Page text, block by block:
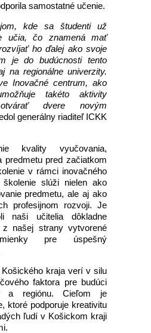
samostatné učenie.
kde sa študenti už
učia, čo znamená mať
ho ďalej ako svoje
je do budúcnosti tento
na regionálne univerzity.
Inovačné centrum, ako
takéto aktivity
dvere novým
generálny riaditeľ ICKK
kvality vyučovania,
predmetu pred začiatkom
v rámci inovačného
školenie slúži nielen ako
predmetu, ale aj ako
profesijnom rozvoji. Je
naši učitelia dôkladne
našej strany vytvorené
pre úspešný
kraja verí v silu
faktora pre budúci
a regiónu. Cieľom je
ktoré podporuje kreativitu
ľudí v Košickom kraji